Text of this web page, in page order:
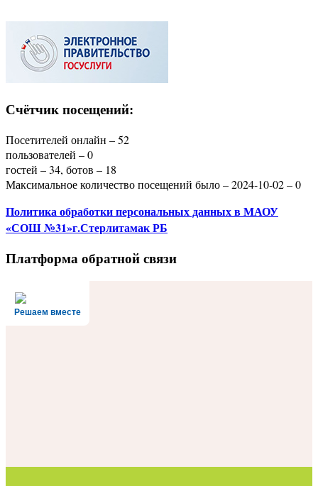
Счётчик посещений:
Посетителей онлайн – 52
пользователей – 0
гостей – 34, ботов – 18
Максимальное количество посещений было – 2024-10-02 – 0
Политика обработки персональных данныхв МАОУ
«СОШ №31»г.Стерлитамак РБ
Платформа обратной связи
Решаем вместе